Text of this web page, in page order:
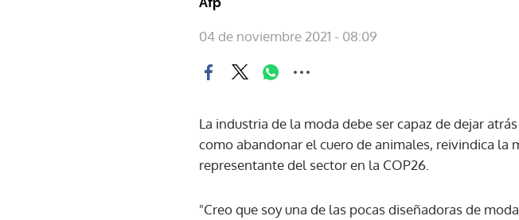
04 de noviembre 2021 - 08:09
La industria de la moda debe ser capaz de dejar
como abandonar el cuero de animales, reivindica la
representante del sector en la COP26.
"Creo que soy una de las pocas diseñadoras de